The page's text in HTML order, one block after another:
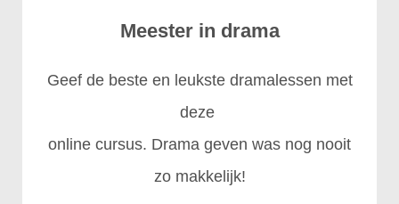
Meester in drama
Geef de beste en leukste dramalessen met
deze
online cursus. Drama geven was nog nooit
zo makkelijk!